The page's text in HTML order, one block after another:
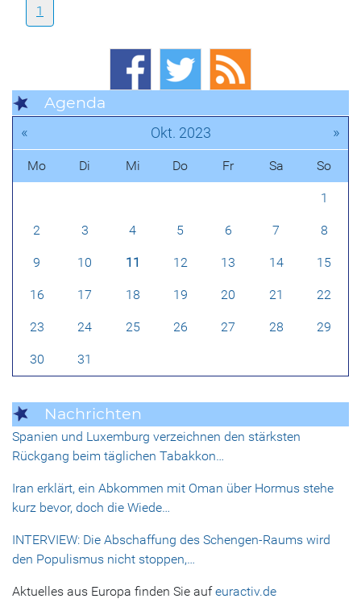
1
Agenda
« Okt. 2023 »
Mo Di Mi Do Fr Sa So
1
2 3 4 5 6 7 8
9 10 11 12 13 14 15
16 17 18 19 20 21 22
23 24 25 26 27 28 29
30 31
Nachrichten
Spanien und Luxemburg verzeichnen den stärksten
Rückgang beim täglichen Tabakkon…
Iran erklärt, ein Abkommen mit Oman über Hormus stehe
kurz bevor, doch die Wiede…
INTERVIEW: Die Abschaffung des Schengen-Raums wird
den Populismus nicht stoppen,…
Aktuelles aus Europa finden Sie aufeuractiv.de